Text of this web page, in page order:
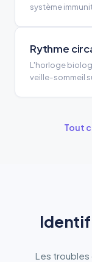
système
Rythme
L'horloge
veille-sommeil
Tout
Les troubles